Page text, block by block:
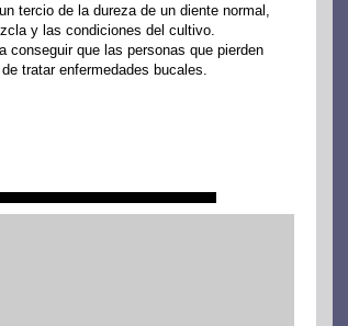
tercio de la dureza de un diente normal,
y las condiciones del cultivo.
conseguir que las personas que pierden
tratar enfermedades bucales.